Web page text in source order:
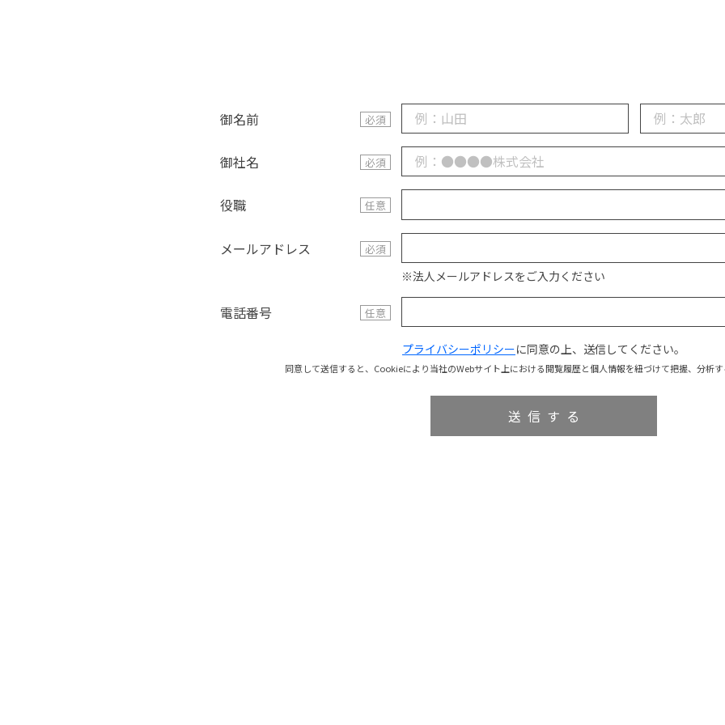
御名前
御社名
役職
メールアドレス
※法人メールアドレスをご入力ください
電話番号
プライバシーポリシーに同意の上、送信してください。
同意して送信すると、Cookieにより当社のWebサイト上における閲覧履歴と個人情報を紐づけて把握、分析す